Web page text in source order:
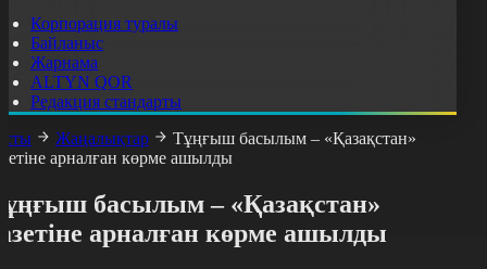
Корпорация туралы
Байланыс
Жарнама
ALTYN QOR
Редакция стандарты
Жаңалықтар
Тұңғыш басылым – «Қазақстан»
арналған көрме ашылды
басылым – «Қазақстан»
арналған көрме ашылды